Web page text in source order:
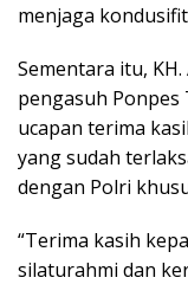
menjaga
Sementara itu,
pengasuh Ponpes
ucapan terima
yang sudah
dengan Polri
“Terima kasih
silaturahmi dan